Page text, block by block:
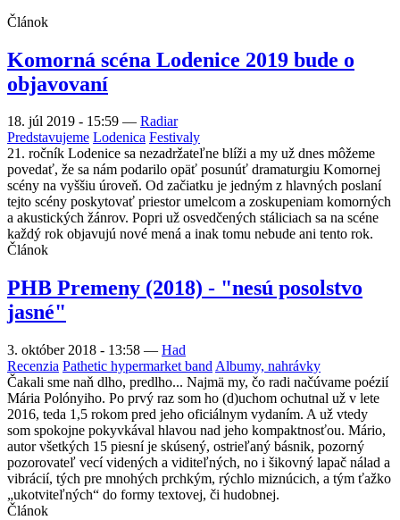
Článok
Komorná scéna Lodenice 2019 bude o
objavovaní
18. júl 2019 - 15:59 — Radiar
Predstavujeme Lodenica Festivaly
21. ročník Lodenice sa nezadržateľne blíži a my už dnes môžeme
povedať, že sa nám podarilo opäť posunúť dramaturgiu Komornej
scény na vyššiu úroveň. Od začiatku je jedným z hlavných poslaní
tejto scény poskytovať priestor umelcom a zoskupeniam komorných
a akustických žánrov. Popri už osvedčených stáliciach sa na scéne
každý rok objavujú nové mená a inak tomu nebude ani tento rok.
Článok
PHB Premeny (2018) - "nesú posolstvo
jasné"
3. október 2018 - 13:58 — Had
Recenzia Pathetic hypermarket band Albumy, nahrávky
Čakali sme naň dlho, predlho... Najmä my, čo radi načúvame poézií
Mária Polónyiho. Po prvý raz som ho (d)uchom ochutnal už v lete
2016, teda 1,5 rokom pred jeho oficiálnym vydaním. A už vtedy
som spokojne pokyvkával hlavou nad jeho kompaktnosťou. Mário,
autor všetkých 15 piesní je skúsený, ostrieľaný básnik, pozorný
pozorovateľ vecí videných a viditeľných, no i šikovný lapač nálad a
vibrácií, tých pre mnohých prchkým, rýchlo miznúcich, a tým ťažko
„ukotviteľných“ do formy textovej, či hudobnej.
Článok